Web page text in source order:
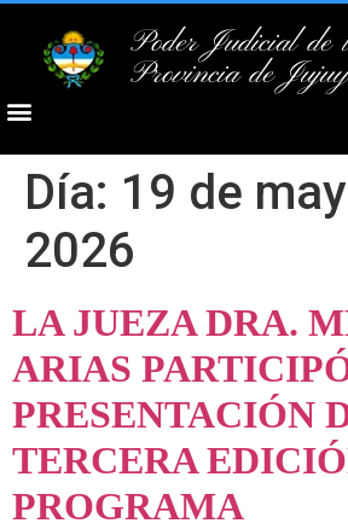
Poder Judicial de
Provincia de
Día: 19 de
2026
LA JUEZA DRA.
ARIAS
PRESENTACIÓN
TERCERA
PROGRAMA